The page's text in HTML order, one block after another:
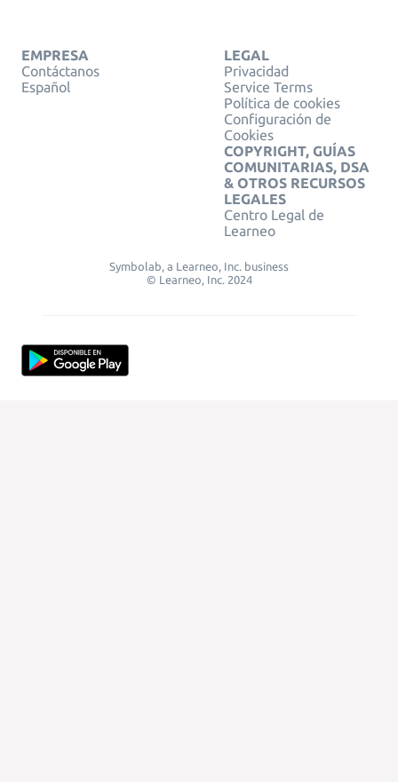
EMPRESA
Contáctanos
Español
LEGAL
Privacidad
Service Terms
Política de cookies
Configuración de
Cookies
COPYRIGHT, GUÍAS
COMUNITARIAS, DSA
& OTROS RECURSOS
LEGALES
Centro Legal de
Learneo
Symbolab, a Learneo, Inc. business
© Learneo, Inc. 2024